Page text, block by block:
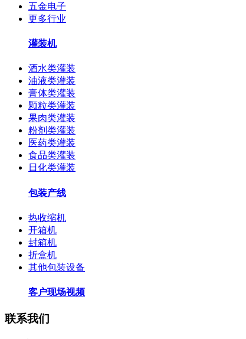
五金电子
更多行业
灌装机
酒水类灌装
油液类灌装
膏体类灌装
颗粒类灌装
果肉类灌装
粉剂类灌装
医药类灌装
食品类灌装
日化类灌装
包装产线
热收缩机
开箱机
封箱机
折盒机
其他包装设备
客户现场视频
联系我们